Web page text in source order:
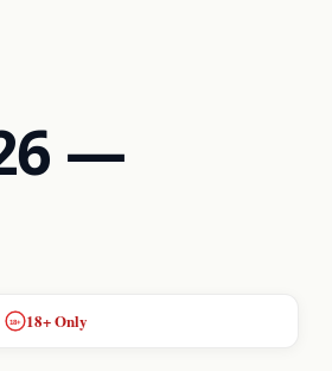
—
18+ 18+ Only